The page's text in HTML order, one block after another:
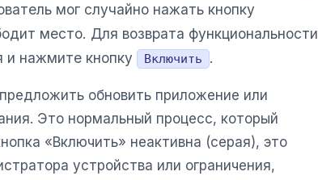
мог случайно нажать кнопку
место. Для возврата функциональности
и нажмите кнопку
Включить .
обновить приложение или
Это нормальный процесс, который
«Включить» неактивна (серая), это
устройства или ограничения,